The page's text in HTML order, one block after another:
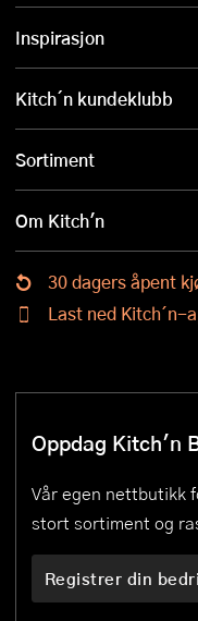
Inspirasjon
Kitch´n kundeklubb
Sortiment
Om Kitch'n
30 dagers åpent
Last ned Kitch´n-
Oppdag Kitch'n
Vår egen nettbutikk
stort sortiment og
Registrer din